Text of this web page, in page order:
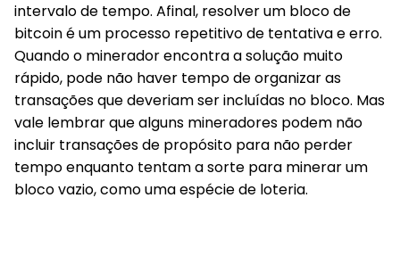
intervalo de tempo. Afinal, resolver um bloco de
bitcoin é um processo repetitivo de tentativa e erro.
Quando o minerador encontra a solução muito
rápido, pode não haver tempo de organizar as
transações que deveriam ser incluídas no bloco. Mas
vale lembrar que alguns mineradores podem não
incluir transações de propósito para não perder
tempo enquanto tentam a sorte para minerar um
bloco vazio, como uma espécie de loteria.